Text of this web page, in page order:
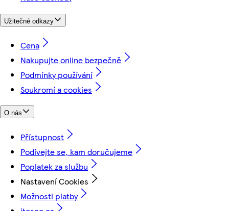
Užitečné odkazy
Cena
Nakupujte online bezpečně
Podmínky používání
Soukromí a cookies
O nás
Přístupnost
Podívejte se, kam doručujeme
Poplatek za službu
Nastavení Cookies
Možnosti platby